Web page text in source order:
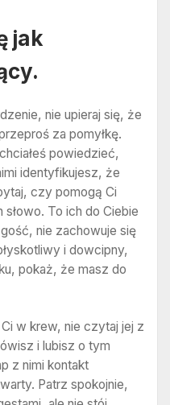
jak
nie upieraj się, że
za pomyłkę.
powiedzieć,
identyfikujesz, że
czy pomogą Ci
To ich do Ciebie
nie zachowuje się
i dowcipny,
pokaż, że masz do
w krew, nie czytaj jej z
i lubisz o tym
z nimi kontakt
Patrz spokojnie,